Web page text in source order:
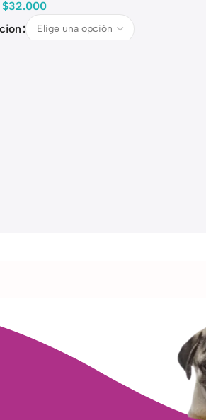
$32.000